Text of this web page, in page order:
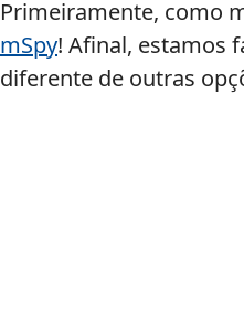
Primeiramente, como
mSpy! Afinal, estamos
diferente de outras